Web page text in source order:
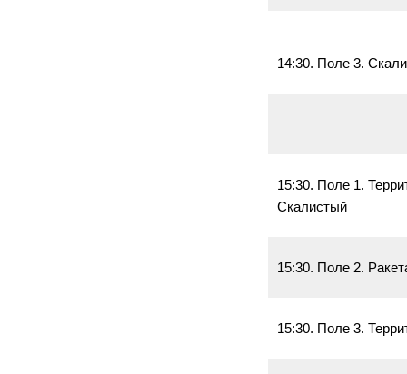
14:30. Поле 3.
15:30. Поле 1.
Скалистый
15:30. Поле 2.
15:30. Поле 3.